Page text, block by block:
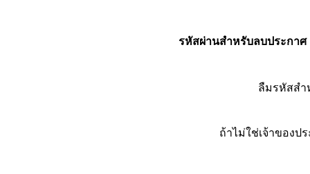
รหัสผ่านสำหรับลบประกาศ
ลืมรหัสส
ถ้าไม่ใช่เจ้าของป